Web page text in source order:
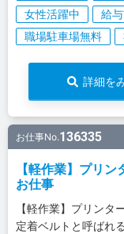
女性活躍中
給
職場駐車場無料
詳細を
お仕事No.136335
【軽作業】プリ
お仕事
【軽作業】プリン
定着ベルトと呼ばれ